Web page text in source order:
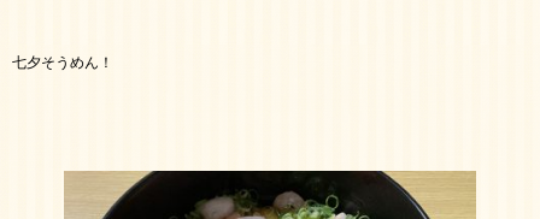
七夕そうめん！